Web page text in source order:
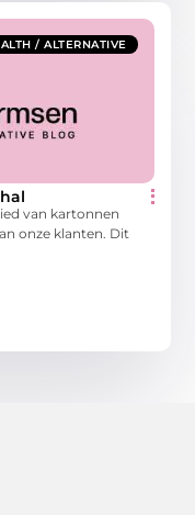
/ ALTERNATIVE
van kartonnen
onze klanten. Dit